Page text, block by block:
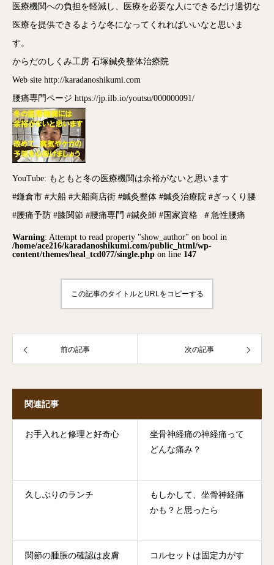
医療機関への負担を軽減し、医療を必要な人にできるだけ適切な
医療を提供できるような冬になってくれればいいなと思いま
す。
からだのしくみ工房 石塚鍼灸整体治療院
Web site http://karadanoshikumi.com
腰痛専門ページ https://jp.ilb.io/youtsu/000000091/
YouTube: もともと冬の医療機関は余裕がないと思います
#鎌倉市 #大船 #大船商店街 #鍼灸整体 #鍼灸治療院 #ぎっくり腰
#腰痛予防 #膝関節 #腰痛専門 #鍼灸師 #国家資格 ＃急性腰痛
Warning: Attempt to read property "show_author" on bool in
/home/ace216/karadanoshikumi.com/public_html/wp-
content/themes/heal_tcd077/single.php on line 147
この記事のタイトルとURLをコピーする
前の記事 次の記事
関連記事
お手入れと修理と好奇心
坐骨神経痛の神経痛って
どんな痛み？
久しぶりのランチ
もしかして、坐骨神経痛
かも？と思ったら
関節の腫脹の確認は皮膚
コルセットは固定力がす